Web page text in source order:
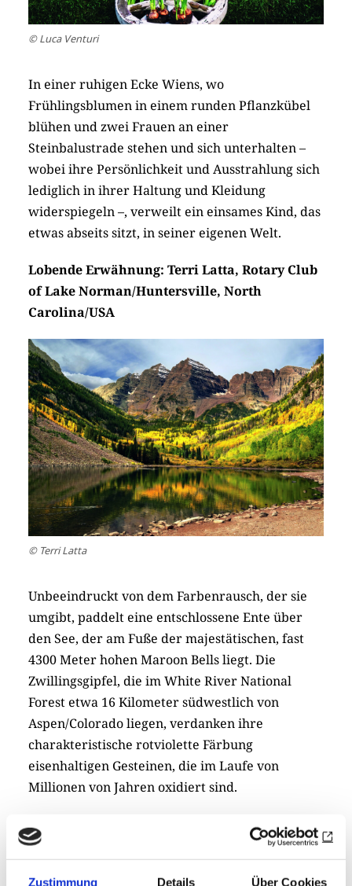
Zustimmung Details Über Cookies
© Luca Venturi
In einer ruhigen Ecke Wiens, wo
Frühlingsblumen in einem runden Pflanzkübel
blühen und zwei Frauen an einer
Steinbalustrade stehen und sich unterhalten –
wobei ihre Persönlichkeit und Ausstrahlung sich
lediglich in ihrer Haltung und Kleidung
widerspiegeln –, verweilt ein einsames Kind, das
etwas abseits sitzt, in seiner eigenen Welt.
Lobende Erwähnung: Terri Latta, Rotary Club
of Lake Norman/Huntersville, North
Carolina/USA
© Terri Latta
Unbeeindruckt von dem Farbenrausch, der sie
umgibt, paddelt eine entschlossene Ente über
den See, der am Fuße der majestätischen, fast
4300 Meter hohen Maroon Bells liegt. Die
Zwillingsgipfel, die im White River National
Forest etwa 16 Kilometer südwestlich von
Aspen/Colorado liegen, verdanken ihre
charakteristische rotviolette Färbung
eisenhaltigen Gesteinen, die im Laufe von
Millionen von Jahren oxidiert sind.
Lobende Erwähnung: George Brownell, Rotary
Club Monrovia Suonu, Liberia/Westafrika